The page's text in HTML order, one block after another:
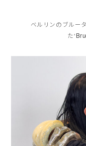
ベルリンのブルー
た